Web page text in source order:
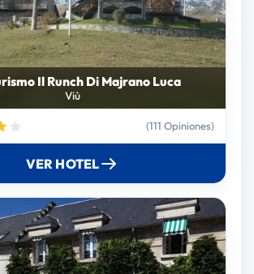
Il Runch Di Majrano Luca
Viù
(111 Opiniones)
VER HOTEL